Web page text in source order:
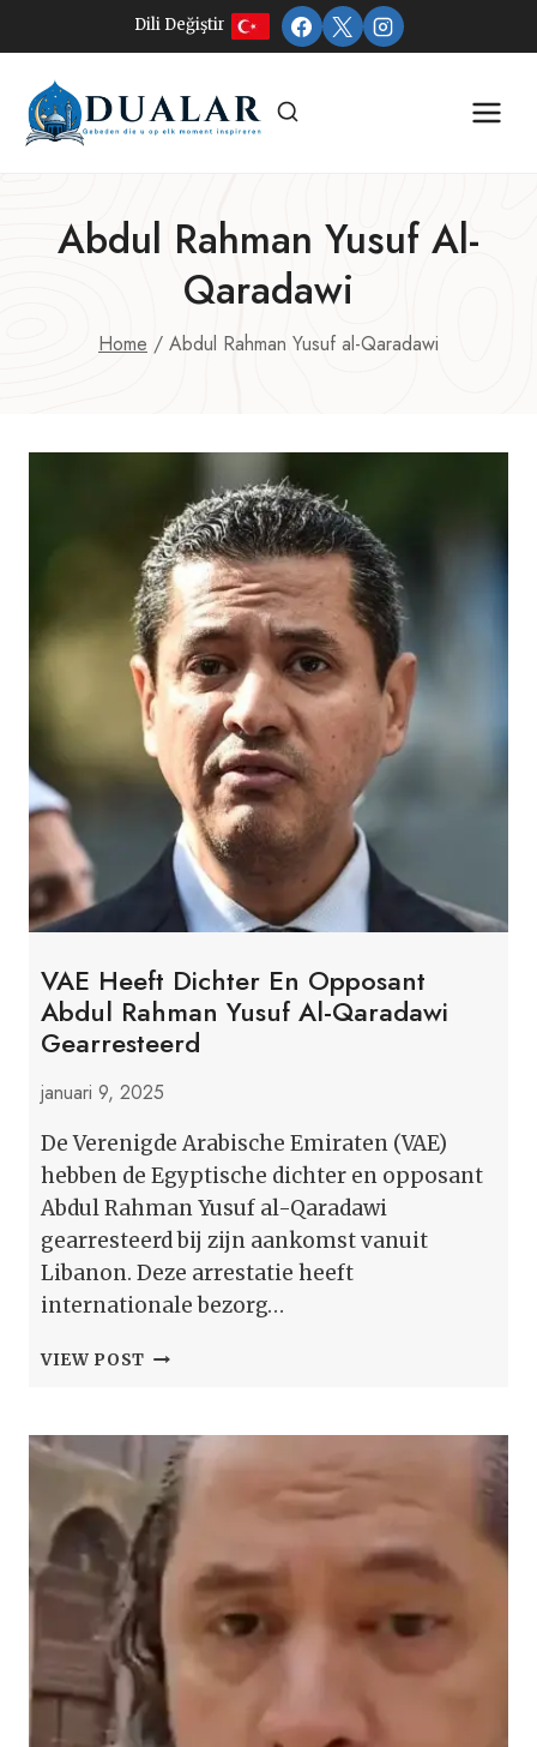
naar
inhoud
Dili Değiştir
Abdul Rahman Yusuf Al-
Qaradawi
Home / Abdul Rahman Yusuf al-Qaradawi
VAE Heeft Dichter En Opposant
Abdul Rahman Yusuf Al-Qaradawi
Gearresteerd
januari 9, 2025
De Verenigde Arabische Emiraten (VAE)
hebben de Egyptische dichter en opposant
Abdul Rahman Yusuf al-Qaradawi
gearresteerd bij zijn aankomst vanuit
Libanon. Deze arrestatie heeft
internationale bezorg…
VIEW POST VAE
OPPOSANT
ABDUL
RAHMAN
YUSUF
AL-
QARADAWI
GEARRESTEERD